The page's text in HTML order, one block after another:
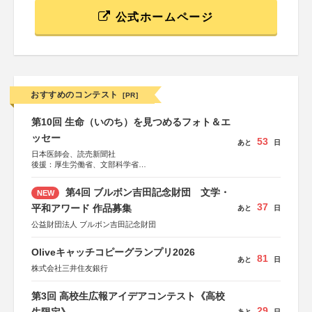
公式ホームページ
おすすめのコンテスト [PR]
第10回 生命（いのち）を見つめるフォト＆エ
ッセー
日本医師会、読売新聞社
後援：厚生労働省、文部科学省
しん生命保険株式会社
あと 53 日
NEW
第4回 ブルボン吉田記念財団 文学・
平和アワード 作品募集
公益財団法人 ブルボン吉田記念財団
あと 37 日
Oliveキャッチコピーグランプリ2026
株式会社三井住友銀行
あと 81 日
第3回 高校生広報アイデアコンテスト《高校